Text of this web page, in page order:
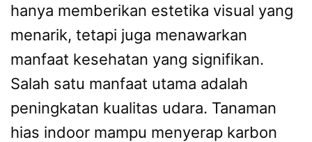
hanya memberikan estetika visual yang
menarik, tetapi juga menawarkan
manfaat kesehatan yang signifikan.
Salah satu manfaat utama adalah
peningkatan kualitas udara. Tanaman
hias indoor mampu menyerap karbon